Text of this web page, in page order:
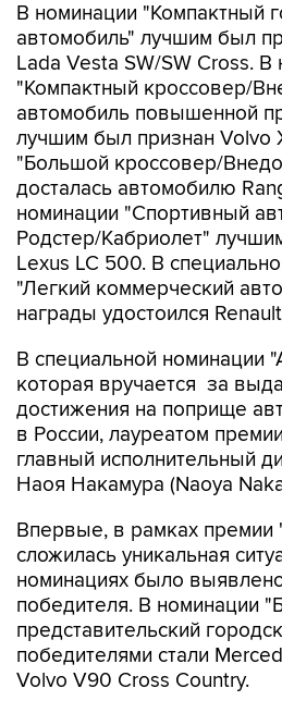
В номинации "Компактный
автомобиль" лучшим был
Lada Vesta SW/SW Cross. В
"Компактный кроссовер/
автомобиль повышенной
лучшим был признан Volvo
"Большой кроссовер/
досталась автомобилю
номинации "Спортивный
Родстер/Кабриолет"
Lexus LC 500. В
"Легкий коммерческий
награды удостоился
В специальной номинации
которая вручается за
достижения на поприще
в России, лауреатом
главный исполнительный
Наоя Накамура (Naoya
Впервые, в рамках
сложилась уникальная
номинациях было
победителя. В номинации
представительский
победителями стали
Volvo V90 Cross Country.